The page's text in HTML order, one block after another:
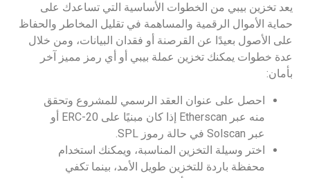
يعد تخزين بيبي من الخطوات الأساسية التي تساعدك على
حماية الأموال الرقمية والمساهمة في تقليل المخاطر والحفاظ
على الأصول بعيدًا عن القرصنة أو فقدان البيانات، ومن خلال
عدة خطوات يمكنك تخزين عملة بيبي أو أي رمز مميز آخر
بأمان:
احصل على عنوان العقد الرسمي للمشروع وتحقق
منه عبر Etherscan إذا كان مبنيًا على ERC-20 أو
عبر Solscan في حالة رموز SPL.
اختر وسيلة التخزين المناسبة، ويمكنك استخدام
محفظة باردة للتخزين طويل الأمد، بينما تكفي